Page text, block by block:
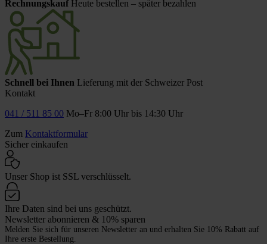
Rechnungskauf Heute bestellen – später bezahlen
Schnell bei Ihnen Lieferung mit der Schweizer Post
Kontakt
041 / 511 85 00 Mo–Fr 8:00 Uhr bis 14:30 Uhr
Zum Kontaktformular
Sicher einkaufen
Unser Shop ist SSL verschlüsselt.
Ihre Daten sind bei uns geschützt.
Newsletter abonnieren & 10% sparen
Melden Sie sich für unseren Newsletter an und erhalten Sie 10% Rabatt auf
Ihre erste Bestellung.